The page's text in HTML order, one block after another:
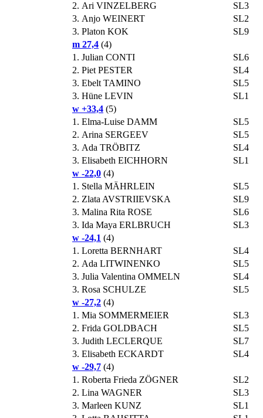
2. Ari VINZELBERG
SL3
3. Anjo WEINERT
SL2
3. Platon KOK
SL9
m 27,4 (4)
1. Julian CONTI
SL6
2. Piet PESTER
SL4
3. Ebelt TAMINO
SL5
3. Hüne LEVIN
SL1
w +33,4 (5)
1. Elma-Luise DAMM
SL5
2. Arina SERGEEV
SL5
3. Ada TRÖBITZ
SL4
3. Elisabeth EICHHORN
SL1
w -22,0 (4)
1. Stella MÄHRLEIN
SL5
2. Zlata AVSTRIIEVSKA
SL9
3. Malina Rita ROSE
SL6
3. Ida Maya ERLBRUCH
SL3
w -24,1 (4)
1. Loretta BERNHART
SL4
2. Ada LITWINENKO
SL5
3. Julia Valentina OMMELN
SL4
3. Rosa SCHULZE
SL5
w -27,2 (4)
1. Mia SOMMERMEIER
SL3
2. Frida GOLDBACH
SL5
3. Judith LECLERQUE
SL7
3. Elisabeth ECKARDT
SL4
w -29,7 (4)
1. Roberta Frieda ZÖGNER
SL2
2. Lina WAGNER
SL3
3. Marleen KUNZ
SL1